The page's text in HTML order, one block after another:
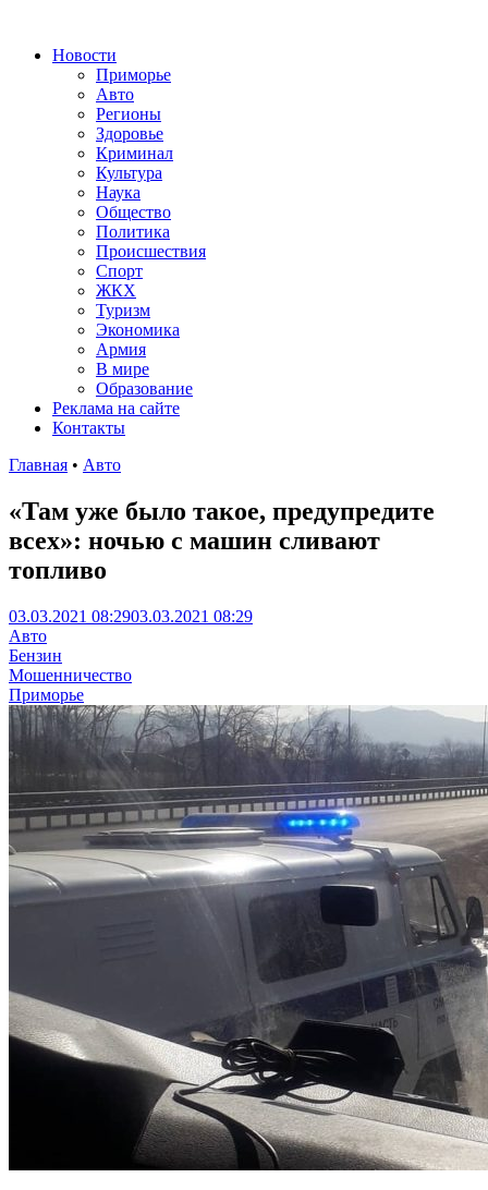
Новости
Приморье
Авто
Регионы
Здоровье
Криминал
Культура
Наука
Общество
Политика
Происшествия
Спорт
ЖКХ
Туризм
Экономика
Армия
В мире
Образование
Реклама на сайте
Контакты
Главная • Авто
«Там уже было такое, предупредите
всех»: ночью с машин сливают
топливо
03.03.2021 08:2903.03.2021 08:29
Авто
Бензин
Мошенничество
Приморье